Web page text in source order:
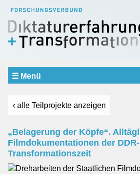
☰ Menü
Verbund
Erfahrung und Erinnerung
Repräsentation und Urteilsbildung
Dialog und Vermittlung
Teilprojekte
‹ alle Teilprojekte anzeigen
„Belagerung der Köpfe“.
Filmdokumentationen der
Transformationszeit